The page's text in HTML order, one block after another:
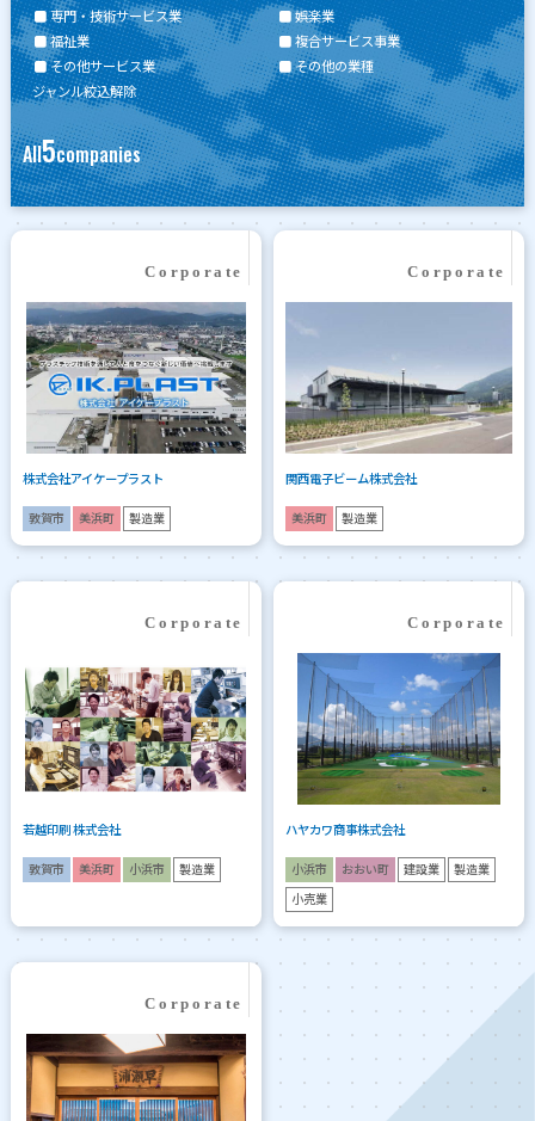
専門・技術サービス業
娯楽業
福祉業
複合サービス事業
その他サービス業
その他の業種
ジャンル絞込解除
All5companies
株式会社アイケープラスト
敦賀市 美浜町 製造業
関西電子ビーム株式会社
美浜町 製造業
若越印刷 株式会社
敦賀市 美浜町 小浜市 製造業
ハヤカワ商事株式会社
小浜市 おおい町 建設業 製造業
小売業